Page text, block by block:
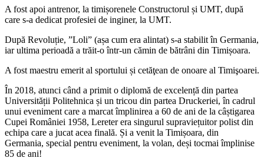
A fost apoi antrenor, la timișorenele Constructorul și UMT, după
care s-a dedicat profesiei de inginer, la UMT.
După Revoluție, ”Loli” (așa cum era alintat) s-a stabilit în Germania,
iar ultima perioadă a trăit-o într-un cămin de bătrâni din Timișoara.
A fost maestru emerit al sportului și cetăţean de onoare al Timişoarei.
În 2018, atunci când a primit o diplomă de excelență din partea
Universității Politehnica și un tricou din partea Druckeriei, în cadrul
unui eveniment care a marcat împlinirea a 60 de ani de la câștigarea
Cupei României 1958, Lereter era singurul supraviețuitor polist din
echipa care a jucat acea finală. Și a venit la Timișoara, din
Germania, special pentru eveniment, la volan, deși tocmai împlinise
85 de ani!